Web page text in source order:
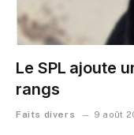
Le SPL ajoute
rangs
Faits divers 9 août